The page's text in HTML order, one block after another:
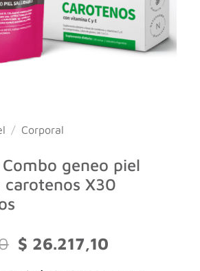
/ Corporal
geneo piel
carotenos X30
El
precio
original
$ 26.217,10El